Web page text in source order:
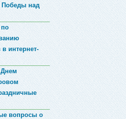
Победы над
интернет-
Днем
вопросы о